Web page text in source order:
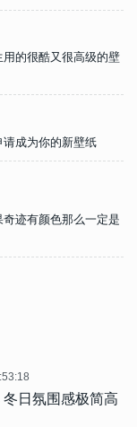
的很酷又很高级的壁
成为你的新壁纸
迹有颜色那么一定是
日氛围感极简高